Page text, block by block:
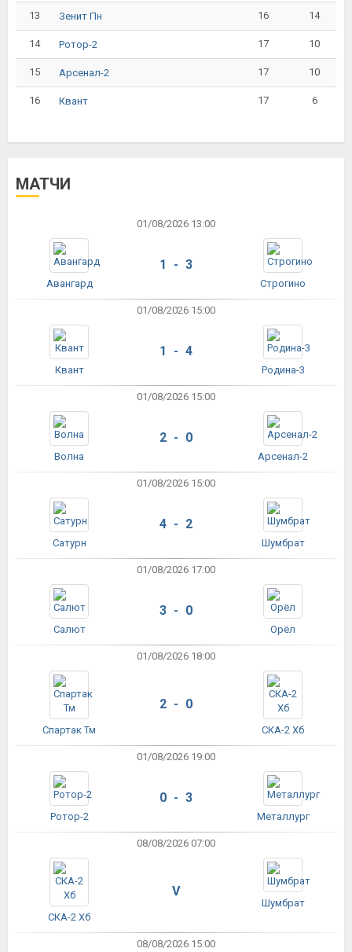
13 Зенит Пн 16 14
14 Ротор-2 17 10
15 Арсенал-2 17 10
16 Квант 17 6
МАТЧИ
01/08/2026 13:00
Авангард
1 - 3
Строгино
01/08/2026 15:00
Квант
1 - 4
Родина-3
01/08/2026 15:00
Волна
2 - 0
Арсенал-2
01/08/2026 15:00
Сатурн
4 - 2
Шумбрат
01/08/2026 17:00
Салют
3 - 0
Орёл
01/08/2026 18:00
Спартак Тм
2 - 0
СКА-2 Хб
01/08/2026 19:00
Ротор-2
0 - 3
Металлург
08/08/2026 07:00
СКА-2 Хб
V
Шумбрат
08/08/2026 15:00